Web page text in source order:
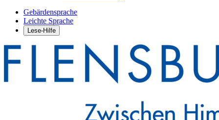
Gebärdensprache
Leichte Sprache
Lese-Hilfe